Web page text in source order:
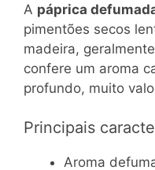
A páprica
pimentões secos
madeira,
confere um aroma
profundo, muito
Principais
Aroma